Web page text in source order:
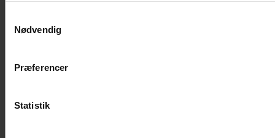
Vi anvender egne cookies og cookies fra tredjeparter til at
generere statistik og huske dine præferencer samt til brug
Nødvendig
Præferencer
Statistik
bliver til